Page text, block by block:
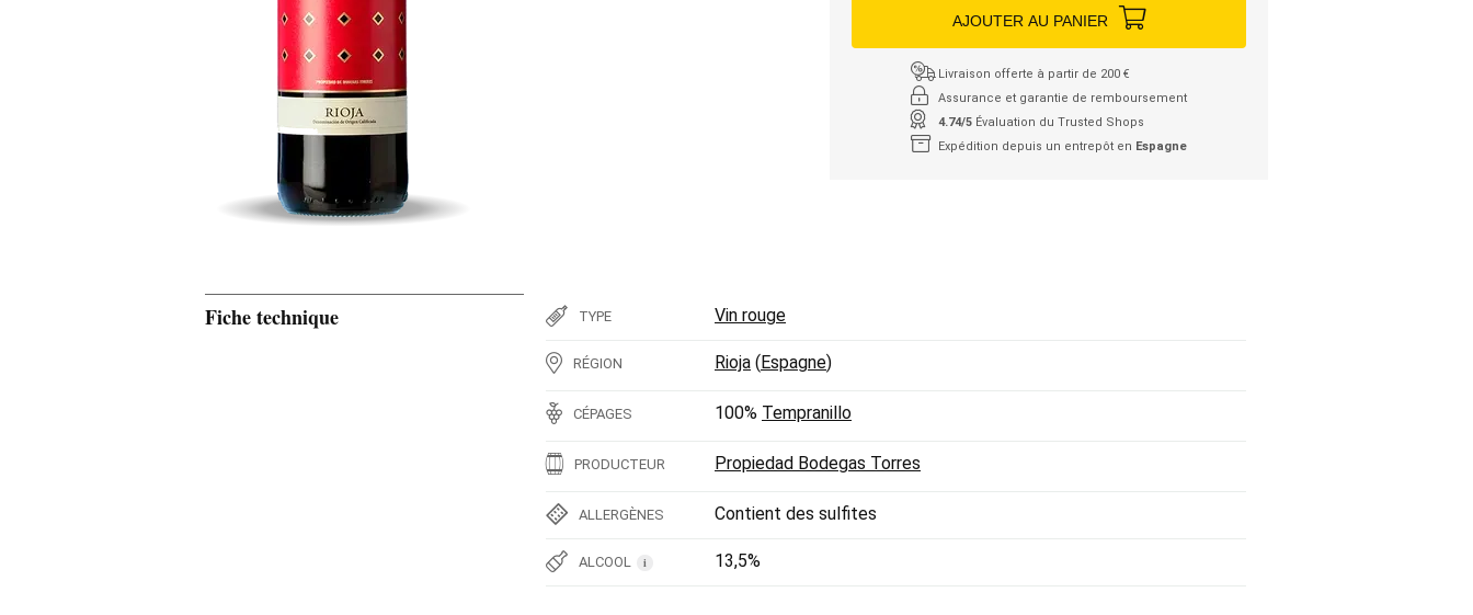
AJOUTER AU PANIER
Livraison offerte à partir de 200 €
Assurance et garantie de remboursement
4.74/5 Évaluation du Trusted Shops
Expédition depuis un entrepôt en Espagne
Fiche technique TYPE Vin rouge
RÉGION Rioja (Espagne)
CÉPAGES 100% Tempranillo
PRODUCTEUR Propiedad Bodegas Torres
ALLERGÈNES Contient des sulfites
ALCOOL i 13,5%